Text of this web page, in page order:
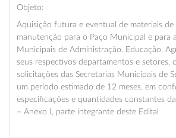
Objeto:
Aquisição futura e eventual de materiais de
manutenção para o Paço Municipal e para
Municipais de Administração, Educação,
seus respectivos departamentos e setores,
solicitações das Secretarias Municipais de
um período estimado de 12 meses, em
especificações e quantidades constantes
– Anexo I, parte integrante deste Edital